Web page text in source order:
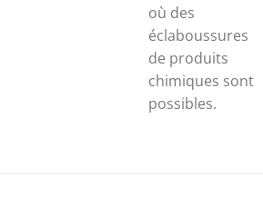
où des
éclaboussures
de produits
chimiques sont
possibles.